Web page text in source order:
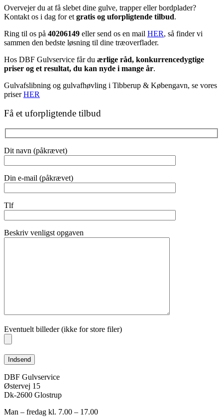
Overvejer du at få slebet dine gulve, trapper eller bordplader?
Kontakt os i dag for et gratis og uforpligtende tilbud.
Ring til os på 40206149 eller send os en mail HER, så finder vi
sammen den bedste løsning til dine træoverflader.
Hos DBF Gulvservice får du ærlige råd, konkurrencedygtige
priser og et resultat, du kan nyde i mange år.
Gulvafslibning og gulvafhøvling i Tibberup & Købengavn, se vores
priserHER
Få et uforpligtende tilbud
Dit navn (påkrævet)
Din e-mail (påkrævet)
Tlf
Beskriv venligst opgaven
Eventuelt billeder (ikke for store filer)
DBF Gulvservice
Østervej 15
Dk-2600 Glostrup
Man – fredag kl. 7.00 – 17.00